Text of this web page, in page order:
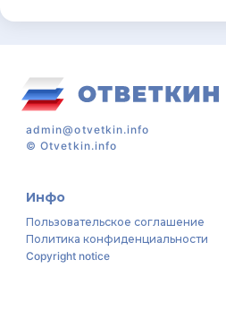
admin@otvetkin.info
©Otvetkin.info
Инфо
Пользовательское соглашение
Политика конфиденциальности
Copyright notice